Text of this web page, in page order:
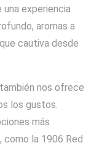
experiencia
aromas a
cautiva desde
nos ofrece
los gustos.
más
como la 1906 Red